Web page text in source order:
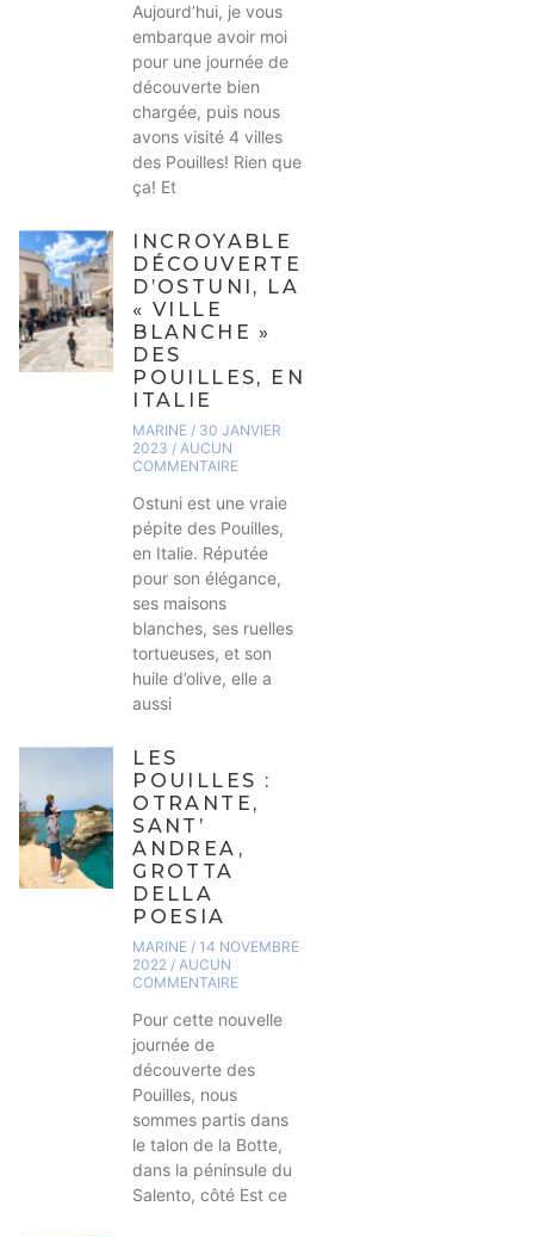
Aujourd’hui, je vous
embarque avoir moi
pour une journée de
découverte bien
chargée, puis nous
avons visité 4 villes
des Pouilles! Rien que
ça! Et
INCROYABLE
DÉCOUVERTE
D’OSTUNI, LA
« VILLE
BLANCHE »
DES
POUILLES, EN
ITALIE
MARINE 30 JANVIER
2023 AUCUN
COMMENTAIRE
Ostuni est une vraie
pépite des Pouilles,
en Italie. Réputée
pour son élégance,
ses maisons
blanches, ses ruelles
tortueuses, et son
huile d’olive, elle a
aussi
LES
POUILLES :
OTRANTE,
SANT’
ANDREA,
GROTTA
DELLA
POESIA
MARINE 14 NOVEMBRE
2022 AUCUN
COMMENTAIRE
Pour cette nouvelle
journée de
découverte des
Pouilles, nous
sommes partis dans
le talon de la Botte,
dans la péninsule du
Salento, côté Est ce